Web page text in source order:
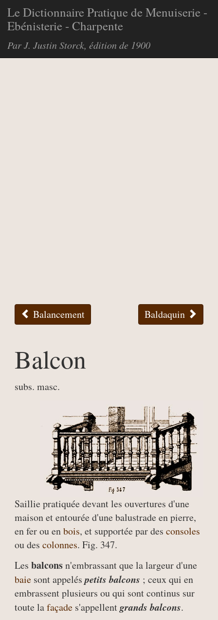
Le Dictionnaire Pratique de Menuiserie -
Ebénisterie - Charpente
Par J. Justin Storck, édition de 1900
Balancement Baldaquin
Balcon
subs. masc.
Saillie pratiquée devant les ouvertures d'une
maison et entourée d'une balustrade en pierre,
en fer ou enbois, et supportée par des consoles
ou des colonnes. Fig. 347.
Les balconsn'embrassant que la largeur d'une
baie sont appeléspetits balcons ; ceux qui en
embrassent plusieurs ou qui sont continus sur
toute lafaçade s'appellentgrands balcons.